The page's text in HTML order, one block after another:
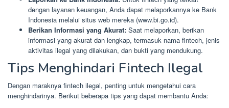
dengan layanan keuangan, Anda dapat melaporkannya ke Bank
Indonesia melalui situs web mereka (www.bi.go.id).
Berikan Informasi yang Akurat: Saat melaporkan, berikan
informasi yang akurat dan lengkap, termasuk nama fintech, jenis
aktivitas ilegal yang dilakukan, dan bukti yang mendukung.
Tips Menghindari Fintech Ilegal
Dengan maraknya fintech ilegal, penting untuk mengetahui cara
menghindarinya. Berikut beberapa tips yang dapat membantu Anda: